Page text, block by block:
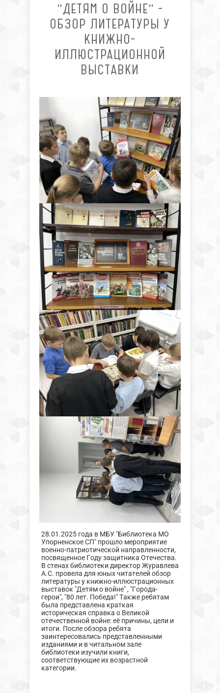
"ДЕТЯМ О ВОЙНЕ" -
ОБЗОР ЛИТЕРАТУРЫ У
КНИЖНО-
ИЛЛЮСТРАЦИОННОЙ
ВЫСТАВКИ
28.01.2025 года в МБУ "Библиотека МО
Упорненское СП" прошло мероприятие
военно-патриотической направленности,
посвященное Году защитника Отечества.
В стенах библиотеки директор Журавлева
А.С. провела для юных читателей обзор
литературы у книжно-иллюстрационных
выставок "Детям о войне" , "Города-
герои", "80 лет. Победа!" Также ребятам
была представлена краткая
историческая справка о Великой
отечественной войне: её причины, цели и
итоги. После обзора ребята
заинтересовались представленными
изданиями и в читальном зале
библиотеки изучили книги,
соответствующие их возрастной
категории.